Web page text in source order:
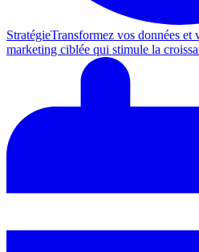
StratégieTransformez vos données et
marketing ciblée qui stimule la